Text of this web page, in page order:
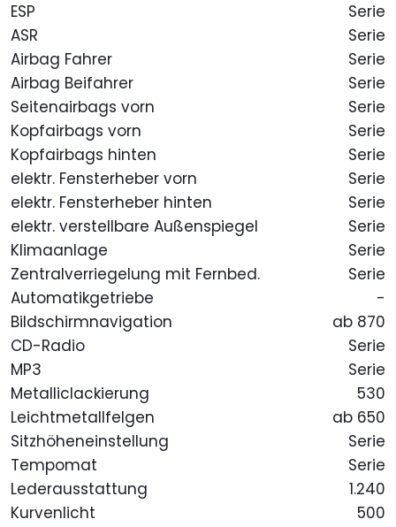
ESP
Serie
ASR
Serie
Airbag Fahrer
Serie
Airbag Beifahrer
Serie
Seitenairbags vorn
Serie
Kopfairbags vorn
Serie
Kopfairbags hinten
Serie
elektr. Fensterheber vorn
Serie
elektr. Fensterheber hinten
Serie
elektr. verstellbare Außenspiegel
Serie
Klimaanlage
Serie
Zentralverriegelung mit Fernbed.
Serie
Automatikgetriebe
-
Bildschirmnavigation
ab 870
CD-Radio
Serie
MP3
Serie
Metalliclackierung
530
Leichtmetallfelgen
ab 650
Sitzhöheneinstellung
Serie
Tempomat
Serie
Lederausstattung
1.240
Kurvenlicht
500